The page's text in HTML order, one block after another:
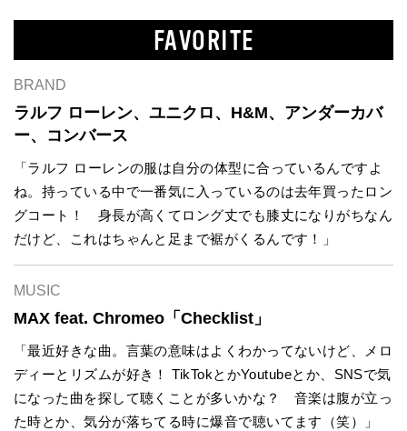
FAVORITE
BRAND
ラルフ ローレン、ユニクロ、H&M、アンダーカバ
ー、コンバース
「ラルフ ローレンの服は自分の体型に合っているんですよ
ね。持っている中で一番気に入っているのは去年買ったロン
グコート！ 身長が高くてロング丈でも膝丈になりがちなん
だけど、これはちゃんと足まで裾がくるんです！」
MUSIC
MAX feat. Chromeo「Checklist」
「最近好きな曲。言葉の意味はよくわかってないけど、メロ
ディーとリズムが好き！ TikTokとかYoutubeとか、SNSで気
になった曲を探して聴くことが多いかな？ 音楽は腹が立っ
た時とか、気分が落ちてる時に爆音で聴いてます（笑）」